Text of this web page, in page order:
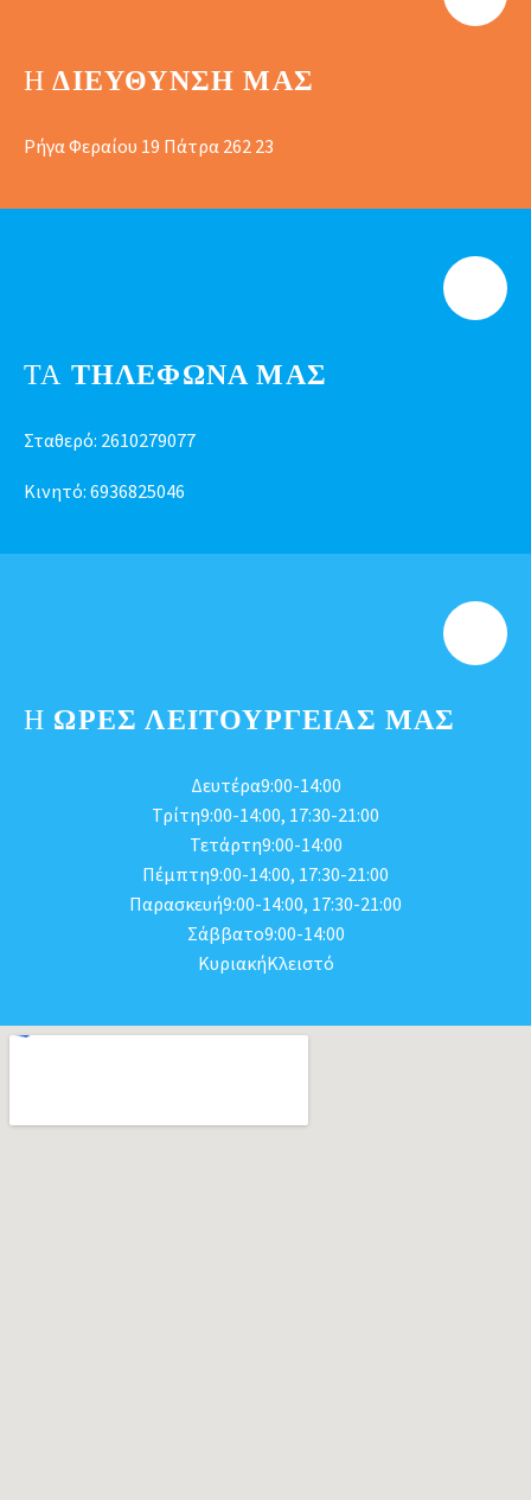
Η ΔΙΕΎΘΥΝΣΗ ΜΑΣ
Ρήγα Φεραίου 19 Πάτρα 262 23
ΤΑ ΤΗΛΕΦΩΝΑ ΜΑΣ
Σταθερό: 2610279077
Κινητό: 6936825046
Η ΩΡΕΣ ΛΕΙΤΟΥΡΓΕΊΑΣ ΜΑΣ
Δευτέρα9:00-14:00
Τρίτη9:00-14:00, 17:30-21:00
Τετάρτη9:00-14:00
Πέμπτη9:00-14:00, 17:30-21:00
Παρασκευή9:00-14:00, 17:30-21:00
Σάββατο9:00-14:00
ΚυριακήΚλειστό